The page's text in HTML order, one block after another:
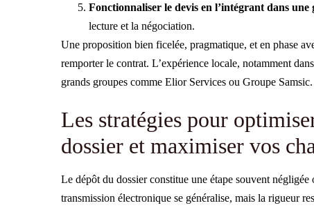
Fonctionnaliser le devis en l’intégrant dans
lecture et la négociation.
Une proposition bien ficelée, pragmatique, et en phase
remporter le contrat. L’expérience locale, notamment
grands groupes comme Elior Services ou Groupe Samsic.
Les stratégies pour
dossier et maximiser vos
Le dépôt du dossier constitue une étape souvent
transmission électronique se généralise, mais la rigueur